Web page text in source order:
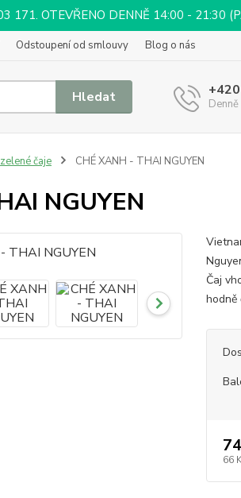
171. OTEVŘENO DENNĚ 14:00 - 21:30
Odstoupení od smlouvy Blog o nás
Hledat
zelené čaje CHÉ XANH - THAI NGUYEN
NGUYEN
Čaj
hodně
66